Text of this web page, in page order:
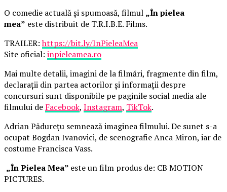
O comedie actuală și spumoasă, filmul „În pielea
mea” este distribuit de T.R.I.B.E. Films.
TRAILER:https://bit.ly/InPieleaMea
Site oficial: inpieleamea.ro
Mai multe detalii, imagini de la filmări, fragmente din film,
declarații din partea actorilor și informații despre
concursuri sunt disponibile pe paginile social media ale
filmului de Facebook, Instagram, TikTok.
Adrian Pădurețu semnează imaginea filmului. De sunet s-a
ocupat Bogdan Ivanovici, de scenografie Anca Miron, iar de
costume Francisca Vass.
„În Pielea Mea” este un film produs de: CB MOTION
PICTURES.